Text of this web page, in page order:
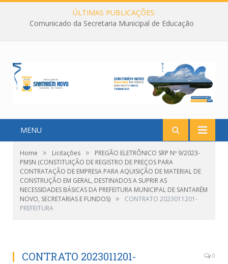
ÚLTIMAS PUBLICAÇÕES:
Comunicado da Secretaria Municipal de Educação
MENU
Home » Licitações »
PREGÃO ELETRÔNICO SRP Nº 9/2023-
PMSN (CONSTITUIÇÃO DE REGISTRO DE PREÇOS PARA
CONTRATAÇÃO DE EMPRESA PARA AQUISIÇÃO DE MATERIAL DE
CONSTRUÇÃO EM GERAL, DESTINADOS A SUPRIR AS
NECESSIDADES BÁSICAS DA PREFEITURA MUNICIPAL DE SANTARÉM
NOVO, SECRETARIAS E FUNDOS) »
CONTRATO 2023011201-
PREFEITURA
CONTRATO 2023011201-
0